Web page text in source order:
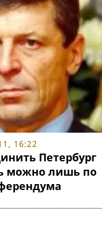
16:22
Петербург
можно лишь по